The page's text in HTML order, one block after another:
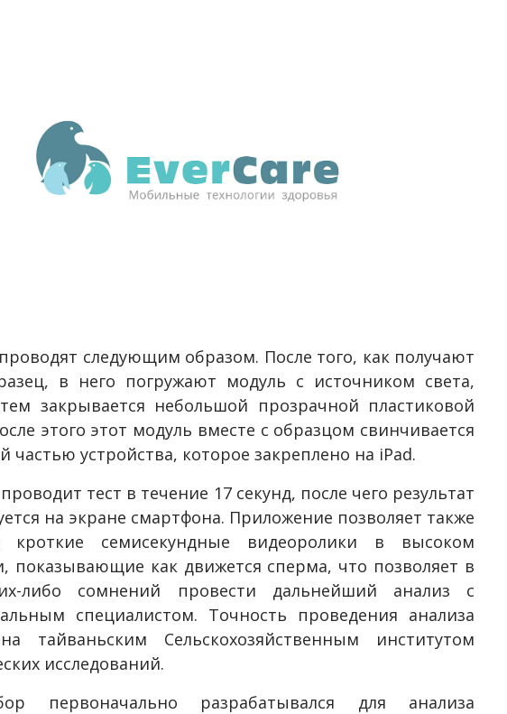
следующим образом. После того, как получают
в него погружают модуль с источником света,
закрывается небольшой прозрачной пластиковой
этого этот модуль вместе с образцом свинчивается
частью устройства, которое закреплено на iPad.
тест в течение 17 секунд, после чего результат
на экране смартфона. Приложение позволяет также
кроткие семисекундные видеоролики в высоком
показывающие как движется сперма, что позволяет в
либо сомнений провести дальнейший анализ с
специалистом. Точность проведения анализа
тайваньским Сельскохозяйственным институтом
исследований.
первоначально разрабатывался для анализа